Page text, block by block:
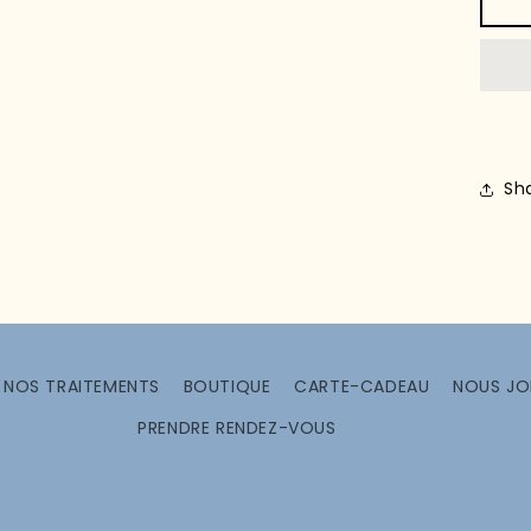
NOS TRAITEMENTS BOUTIQUE CARTE-CADEAU
NOUS
PRENDRE RENDEZ-VOUS